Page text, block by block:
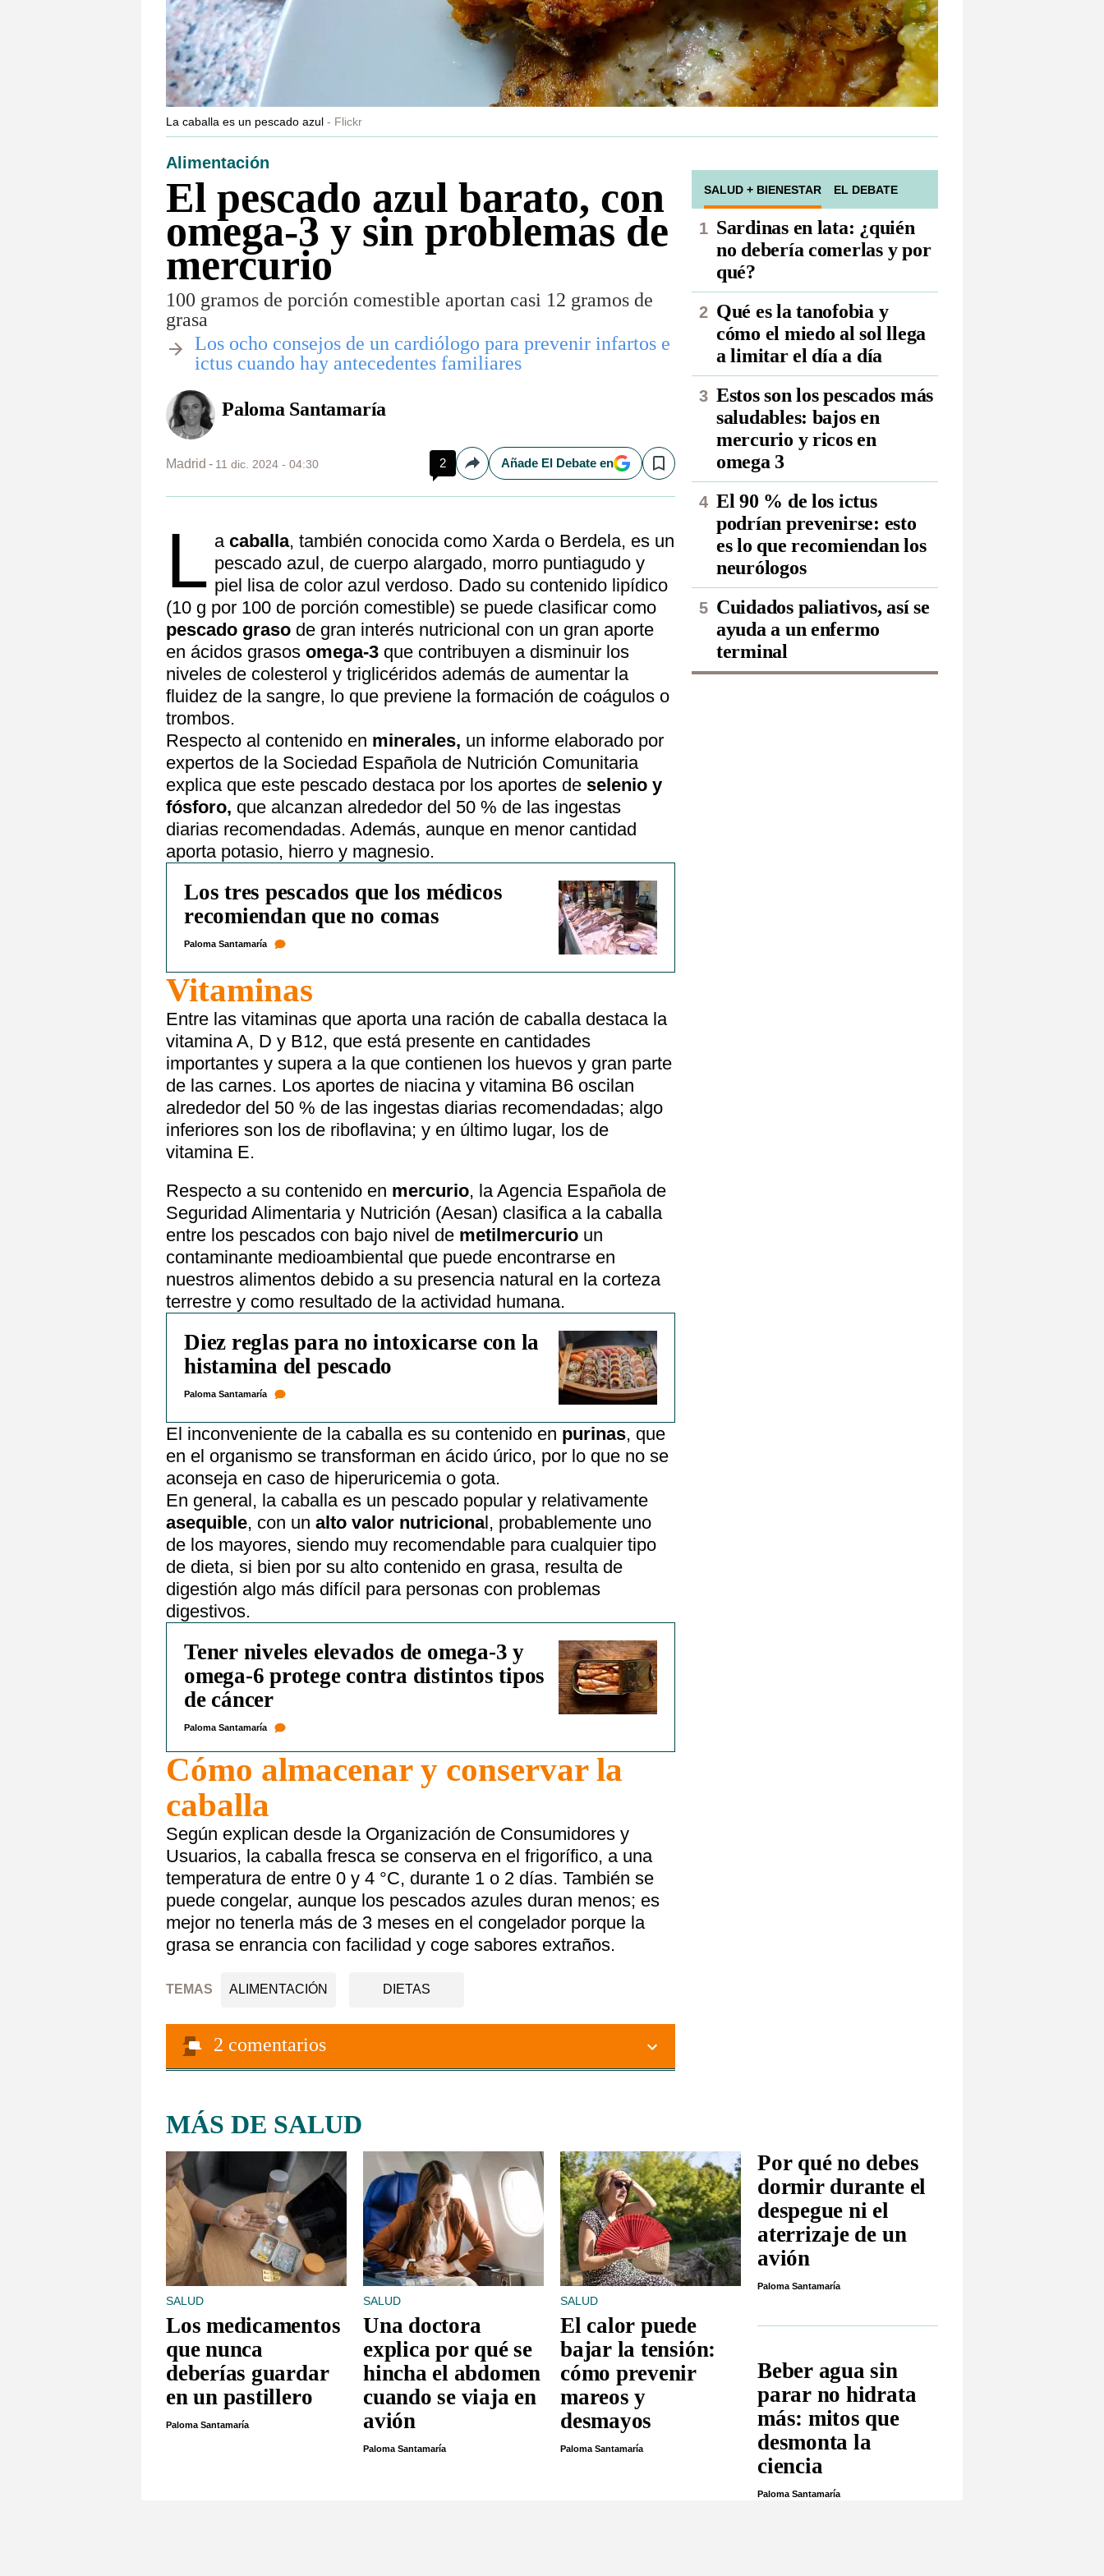
La caballa es un pescado azul Flickr
Alimentación
El pescado azul barato, con
omega-3 y sin problemas de
mercurio
100 gramos de porción comestible aportan casi 12 gramos de
grasa
​​Los ocho consejos de un cardiólogo para prevenir infartos e
ictus cuando hay antecedentes familiares
Paloma Santamaría
Madrid 11 dic. 2024 - 04:30 2 CompartirAñade El Debate en Save
L acaballa, también conocida como Xarda o Berdela, es un
pescado azul, de cuerpo alargado, morro puntiagudo y
piel lisa de color azul verdoso. Dado su contenido lipídico
(10 g por 100 de porción comestible) se puede clasificar como
pescado graso de gran interés nutricional con un gran aporte
en ácidos grasos omega-3 que contribuyen a disminuir los
niveles de colesterol y triglicéridos además de aumentar la
fluidez de la sangre, lo que previene la formación de coágulos o
trombos.
Respecto al contenido en minerales, un informe elaborado por
expertos de la Sociedad Española de Nutrición Comunitaria
explica que este pescado destaca por los aportes de selenio y
fósforo, que alcanzan alrededor del 50 % de las ingestas
diarias recomendadas. Además, aunque en menor cantidad
aporta potasio, hierro y magnesio.
Los tres pescados que los médicos
recomiendan que no comas
Paloma Santamaría
Vitaminas
Entre las vitaminas que aporta una ración de caballa destaca la
vitamina A, D y B12, que está presente en cantidades
importantes y supera a la que contienen los huevos y gran parte
de las carnes. Los aportes de niacina y vitamina B6 oscilan
alrededor del 50 % de las ingestas diarias recomendadas; algo
inferiores son los de riboflavina; y en último lugar, los de
vitamina E.
Respecto a su contenido en mercurio, la Agencia Española de
Seguridad Alimentaria y Nutrición (Aesan) clasifica a la caballa
entre los pescados con bajo nivel de metilmercurio un
contaminante medioambiental que puede encontrarse en
nuestros alimentos debido a su presencia natural en la corteza
terrestre y como resultado de la actividad humana.
Diez reglas para no intoxicarse con la
histamina del pescado
Paloma Santamaría
El inconveniente de la caballa es su contenido en purinas, que
en el organismo se transforman en ácido úrico, por lo que no se
aconseja en caso de hiperuricemia o gota.
En general, la caballa es un pescado popular y relativamente
asequible, con un alto valor nutricional, probablemente uno
de los mayores, siendo muy recomendable para cualquier tipo
de dieta, si bien por su alto contenido en grasa, resulta de
digestión algo más difícil para personas con problemas
digestivos.
Tener niveles elevados de omega-3 y
omega-6 protege contra distintos tipos
de cáncer
Paloma Santamaría
Cómo almacenar y conservar la
caballa
Según explican desde la Organización de Consumidores y
Usuarios, la caballa fresca se conserva en el frigorífico, a una
temperatura de entre 0 y 4 °C, durante 1 o 2 días. También se
puede congelar, aunque los pescados azules duran menos; es
mejor no tenerla más de 3 meses en el congelador porque la
grasa se enrancia con facilidad y coge sabores extraños.
TEMAS ALIMENTACIÓN DIETAS
2 comentarios
SALUD + BIENESTAR EL DEBATE
Sardinas en lata: ¿quién
no debería comerlas y por
qué?
Qué es la tanofobia y
cómo el miedo al sol llega
a limitar el día a día
Estos son los pescados más
saludables: bajos en
mercurio y ricos en
omega 3
El 90 % de los ictus
podrían prevenirse: esto
es lo que recomiendan los
neurólogos
Cuidados paliativos, así se
ayuda a un enfermo
terminal
MÁS DE SALUD
SALUD
Los medicamentos
que nunca
deberías guardar
en un pastillero
Paloma Santamaría
SALUD
Una doctora
explica por qué se
hincha el abdomen
cuando se viaja en
avión
Paloma Santamaría
SALUD
El calor puede
bajar la tensión:
cómo prevenir
mareos y
desmayos
Paloma Santamaría
Por qué no debes
dormir durante el
despegue ni el
aterrizaje de un
avión
Paloma Santamaría
Beber agua sin
parar no hidrata
más: mitos que
desmonta la
ciencia
Paloma Santamaría